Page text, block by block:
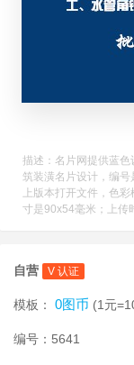
描述：名片网提供蓝
筑装潢名片设计，编
上版本打开文件，色
寸是90x54毫米；上传
自营 V 认证
模板： 0图币 (1元
编号：5641